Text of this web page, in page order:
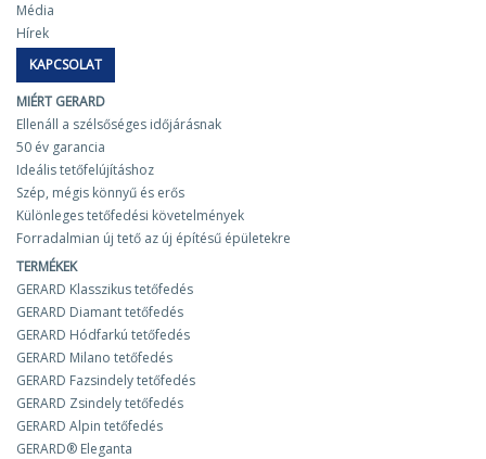
Média
Hírek
KAPCSOLAT
MIÉRT GERARD
Ellenáll a szélsőséges időjárásnak
50 év garancia
Ideális tetőfelújításhoz
Szép, mégis könnyű és erős
Különleges tetőfedési követelmények
Forradalmian új tető az új építésű épületekre
TERMÉKEK
GERARD Klasszikus tetőfedés
GERARD Diamant tetőfedés
GERARD Hódfarkú tetőfedés
GERARD Milano tetőfedés
GERARD Fazsindely tetőfedés
GERARD Zsindely tetőfedés
GERARD Alpin tetőfedés
GERARD® Eleganta